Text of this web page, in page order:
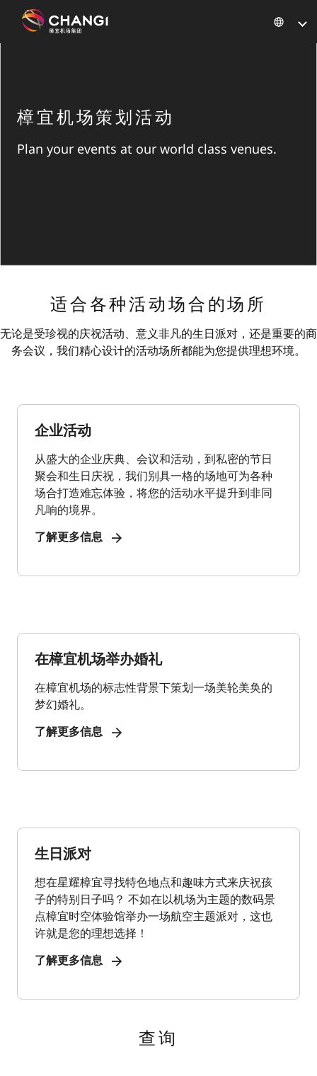
樟
网
言:
樟宜机场策划活动
Plan your events at our world class venues.
适合各种活动场合的场所
无论是受珍视的庆祝活动、意义非凡的生日派对，还是重要的商
务会议，我们精心设计的活动场所都能为您提供理想环境。
企业活动
从盛大的企业庆典、会议和活动，到私密的节日
聚会和生日庆祝，我们别具一格的场地可为各种
场合打造难忘体验，将您的活动水平提升到非同
凡响的境界。
了解更多信息
在樟宜机场举办婚礼
在樟宜机场的标志性背景下策划一场美轮美奂的
梦幻婚礼。
了解更多信息
生日派对
想在星耀樟宜寻找特色地点和趣味方式来庆祝孩
子的特别日子吗？ 不如在以机场为主题的数码景
点樟宜时空体验馆举办一场航空主题派对，这也
许就是您的理想选择！
了解更多信息
查询